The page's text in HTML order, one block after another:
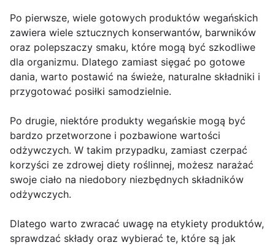
Po pierwsze, wiele gotowych produktów wegańskich
zawiera wiele sztucznych konserwantów, barwników
oraz polepszaczy smaku, które mogą być szkodliwe
dla organizmu. Dlatego zamiast sięgać po gotowe
dania, warto postawić na świeże, naturalne składniki i
przygotować posiłki samodzielnie.
Po drugie, niektóre produkty wegańskie mogą być
bardzo przetworzone i pozbawione wartości
odżywczych. W takim przypadku, zamiast czerpać
korzyści ze zdrowej diety roślinnej, możesz narażać
swoje ciało na niedobory niezbędnych składników
odżywczych.
Dlatego warto zwracać uwagę na etykiety produktów,
sprawdzać składy oraz wybierać te, które są jak